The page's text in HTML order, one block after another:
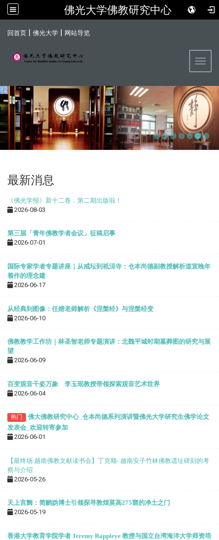
佛光大学佛教研究中心
回首页 | 佛光大学 | 网站导览
最新消息
《佛光学报》新十二卷．第二期出版啦！
2026-08-03
第三届「青年佛教学者会议」征稿启事
2026-07-01
国际专家学者专题讲座｜从戒坛到祇洹寺：仓本尚德副教授解析道宣晚年
着作的理念建
2026-06-17
从经典到图像：任婧老师解析《涅槃经》与涅槃经变
2026-06-10
佛教教学工作坊｜林圣智老师专题演讲：北魏平城时期墓葬图的研究与展
望
2026-06-09
百变观音千姿万象 李玉珉教授带领探索观音艺术世界
2026-06-04
热门 佛大佛教研究中心_仓本尚德系列演讲暨佛光大学研究生佛学论文
发表会 欢迎转寄参加
2026-06-01
【最终场·越南佛教文献读书会】丁克顺- 越南安子竹林佛教遗址碑刻的考
察与介绍
2026-05-26
天上宫阙：简鹂妫博士引领探寻敦煌莫高275窟的净土之门
2026-05-19
香港大学教育学院学者 Jeremy Rappleye 教授与国立台湾海洋大学师资培